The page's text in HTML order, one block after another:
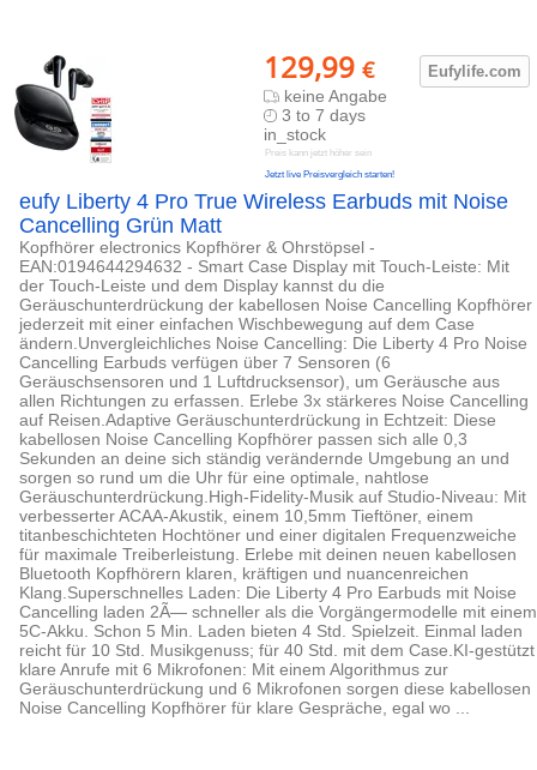
Eufylife.com
129,99 €
keine Angabe
3 to 7 days
in_stock
Preis kann jetzt höher sein
Jetzt live Preisvergleich starten!
eufy Liberty 4 Pro True Wireless Earbuds mit Noise
Cancelling Grün Matt
Kopfhörer electronics Kopfhörer & Ohrstöpsel -
EAN:0194644294632 - Smart Case Display mit Touch-Leiste: Mit
der Touch-Leiste und dem Display kannst du die
Geräuschunterdrückung der kabellosen Noise Cancelling Kopfhörer
jederzeit mit einer einfachen Wischbewegung auf dem Case
ändern.Unvergleichliches Noise Cancelling: Die Liberty 4 Pro Noise
Cancelling Earbuds verfügen über 7 Sensoren (6
Geräuschsensoren und 1 Luftdrucksensor), um Geräusche aus
allen Richtungen zu erfassen. Erlebe 3x stärkeres Noise Cancelling
auf Reisen.Adaptive Geräuschunterdrückung in Echtzeit: Diese
kabellosen Noise Cancelling Kopfhörer passen sich alle 0,3
Sekunden an deine sich ständig verändernde Umgebung an und
sorgen so rund um die Uhr für eine optimale, nahtlose
Geräuschunterdrückung.High-Fidelity-Musik auf Studio-Niveau: Mit
verbesserter ACAA-Akustik, einem 10,5mm Tieftöner, einem
titanbeschichteten Hochtöner und einer digitalen Frequenzweiche
für maximale Treiberleistung. Erlebe mit deinen neuen kabellosen
Bluetooth Kopfhörern klaren, kräftigen und nuancenreichen
Klang.Superschnelles Laden: Die Liberty 4 Pro Earbuds mit Noise
Cancelling laden 2Ã— schneller als die Vorgängermodelle mit einem
5C-Akku. Schon 5 Min. Laden bieten 4 Std. Spielzeit. Einmal laden
reicht für 10 Std. Musikgenuss; für 40 Std. mit dem Case.KI-gestützt
klare Anrufe mit 6 Mikrofonen: Mit einem Algorithmus zur
Geräuschunterdrückung und 6 Mikrofonen sorgen diese kabellosen
Noise Cancelling Kopfhörer für klare Gespräche, egal wo ...